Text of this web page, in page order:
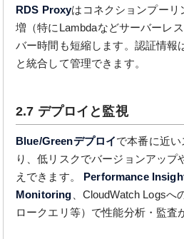
RDS Proxyはコネクションプーリ
増（特にLambdaなどサーバーレ
バー時間も短縮します。認証情報
と統合して管理できます。
2.7 デプロイと監視
Blue/Greenデプロイで本番に近
り、低リスクでバージョンアップ
えできます。 Performance
Monitoring 、CloudWatch Logs
ロークエリ等）で性能分析・監査